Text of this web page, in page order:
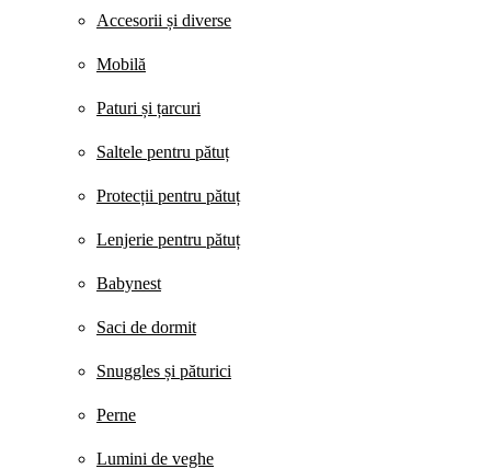
Accesorii și diverse
Mobilă
Paturi și țarcuri
Saltele pentru pătuț
Protecții pentru pătuț
Lenjerie pentru pătuț
Babynest
Saci de dormit
Snuggles și păturici
Perne
Lumini de veghe